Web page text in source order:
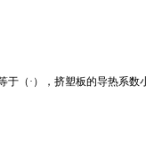
（·），挤塑板的导热系数